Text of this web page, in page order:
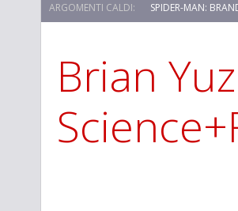
ARGOMENTI CALDI: SPIDER-MAN:
Brian